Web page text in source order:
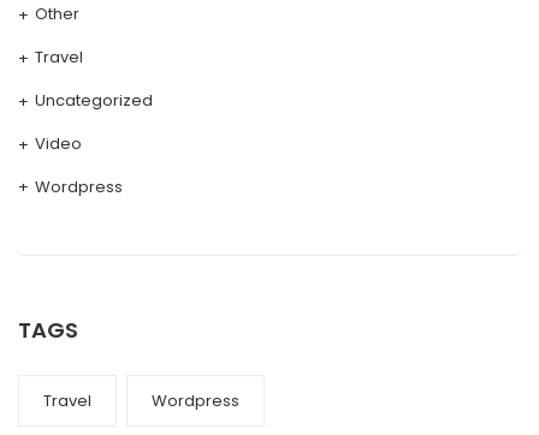
Other
Travel
Uncategorized
Video
Wordpress
TAGS
Travel Wordpress